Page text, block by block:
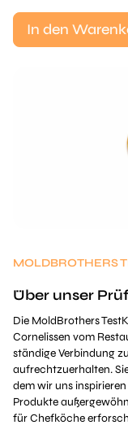
In den
MOLDBROTHERS
Über unser
Die MoldBrothers
Cornelissen vom
ständige Verbindung
aufrechtzuerhalten.
dem wir uns
Produkte
für Chefköche